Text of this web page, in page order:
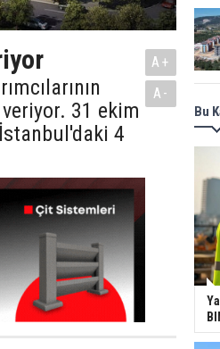
31 ekim
4
A+
A-
Bu